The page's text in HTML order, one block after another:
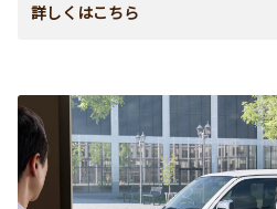
詳しくはこちら